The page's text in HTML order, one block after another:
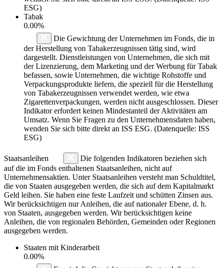
ESG)
Tabak
0.00%
Die Gewichtung der Unternehmen im Fonds, die in
der Herstellung von Tabakerzeugnissen tätig sind, wird
dargestellt. Dienstleistungen von Unternehmen, die sich mit
der Lizenzierung, dem Marketing und der Werbung für Tabak
befassen, sowie Unternehmen, die wichtige Rohstoffe und
Verpackungsprodukte liefern, die speziell für die Herstellung
von Tabakerzeugnissen verwendet werden, wie etwa
Zigarettenverpackungen, werden nicht ausgeschlossen. Dieser
Indikator erfordert keinen Mindestanteil der Aktivitäten am
Umsatz. Wenn Sie Fragen zu den Unternehmensdaten haben,
wenden Sie sich bitte direkt an ISS ESG. (Datenquelle: ISS
ESG)
Staatsanleihen
Die folgenden Indikatoren beziehen sich
auf die im Fonds enthaltenen Staatsanleihen, nicht auf
Unternehmensaktien. Unter Staatsanleihen versteht man Schuldtitel,
die von Staaten ausgegeben werden, die sich auf dem Kapitalmarkt
Geld leihen. Sie haben eine feste Laufzeit und schütten Zinsen aus.
Wir berücksichtigen nur Anleihen, die auf nationaler Ebene, d. h.
von Staaten, ausgegeben werden. Wir berücksichtigen keine
Anleihen, die von regionalen Behörden, Gemeinden oder Regionen
ausgegeben werden.
Staaten mit Kinderarbeit
0.00%